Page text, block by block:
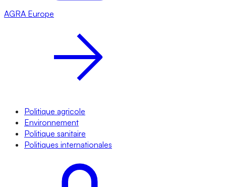
AGRA Europe
Politique agricole
Environnement
Politique sanitaire
Politiques internationales